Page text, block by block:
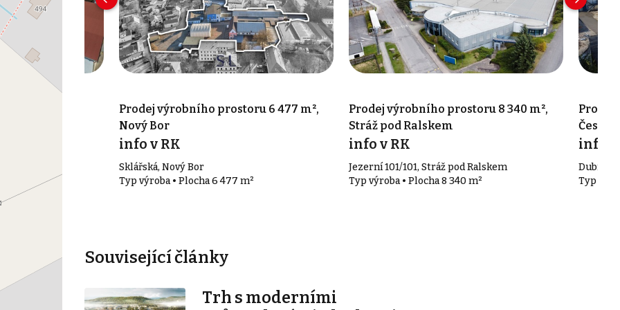
1 182 m²,
Prodej výrobního prostoru 6 477 m²,
Nový Bor
info v RK
Sklářská, Nový Bor
Typ výroba • Plocha 6 477 m²
Prodej výrobního prostoru 8 340 m²,
Stráž pod Ralskem
info v RK
Jezerní 101/101, Stráž pod Ralskem
Typ výroba • Plocha 8 340 m²
Prodej
Česká
info v
Dubická
Typ
Související články
Trh s moderními